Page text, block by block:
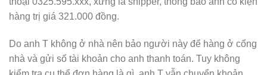
hàng trị giá 321.000 đồng.
Do anh T không ở nhà nên bảo người này để hàng ở cổng
nhà và gửi số tài khoản cho anh thanh toán. Tuy không